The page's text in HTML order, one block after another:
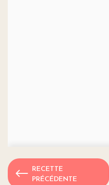
RECETTE
PRÉCÉDENTE